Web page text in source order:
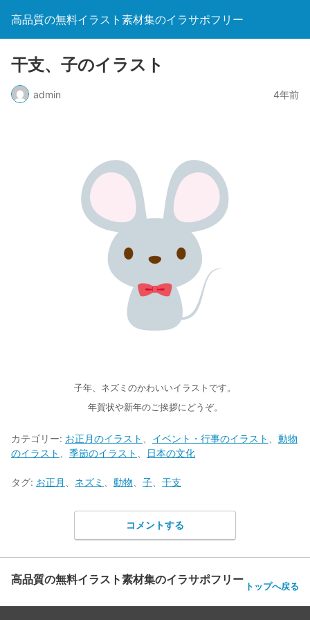
高品質の無料イラスト素材集のイラサポフリー
干支、子のイラスト
admin 4年前
子年、ネズミのかわいいイラストです。
年賀状や新年のご挨拶にどうぞ。
カテゴリー: お正月のイラスト イベント・行事のイラスト
動物
のイラスト
季節のイラスト 日本の文化
タグ: お正月 ネズミ 動物 子 干支
コメントする
高品質の無料イラスト素材集のイラサポフリー トップへ戻る